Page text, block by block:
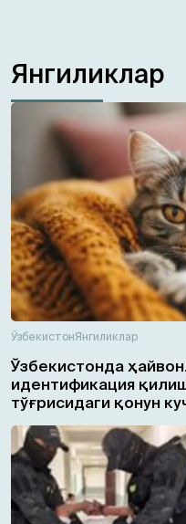
Янгиликлар
ЎзбекистонЯнгиликлар
Ўзбекистонда
идентификация
тўғрисидаги қонун